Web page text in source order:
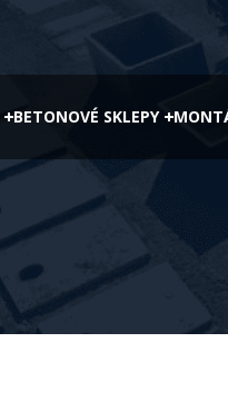
BETONOVÉ SKLEPY